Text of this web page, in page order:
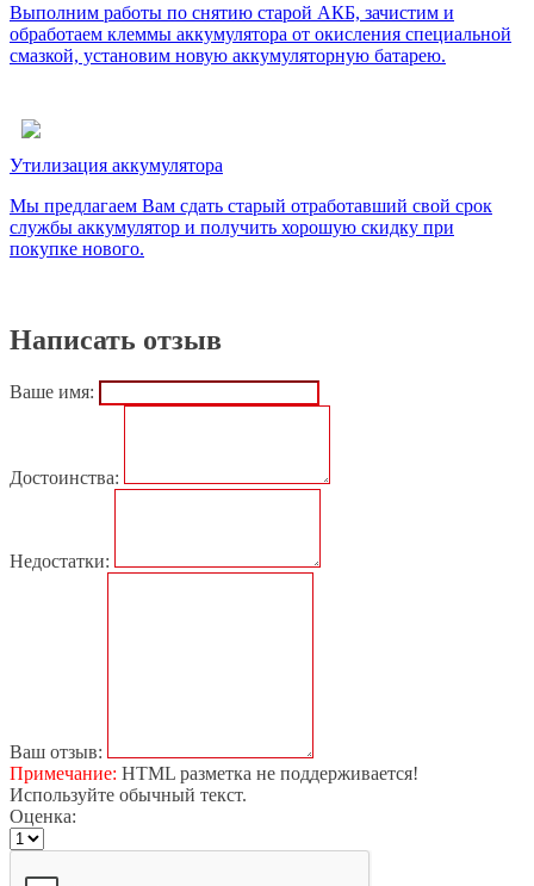
Выполним работы по снятию старой АКБ, зачистим и
обработаем клеммы аккумулятора от окисления специальной
смазкой, установим новую аккумуляторную батарею.
Утилизация аккумулятора
Мы предлагаем Вам сдать старый отработавший свой срок
службы аккумулятор и получить хорошую скидку при
покупке нового.
Написать отзыв
Ваше имя:
Достоинства:
Недостатки:
Ваш отзыв:
Примечание: HTML разметка не поддерживается!
Используйте обычный текст.
Оценка: